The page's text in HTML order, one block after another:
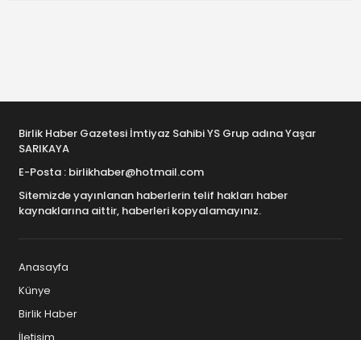
Birlik Haber Gazetesi İmtiyaz Sahibi YS Grup adına Yaşar
SARIKAYA
E-Posta : birlikhaber@hotmail.com
Sitemizde yayınlanan haberlerin telif hakları haber
kaynaklarına aittir, haberleri kopyalamayınız.
Anasayfa
Künye
Birlik Haber